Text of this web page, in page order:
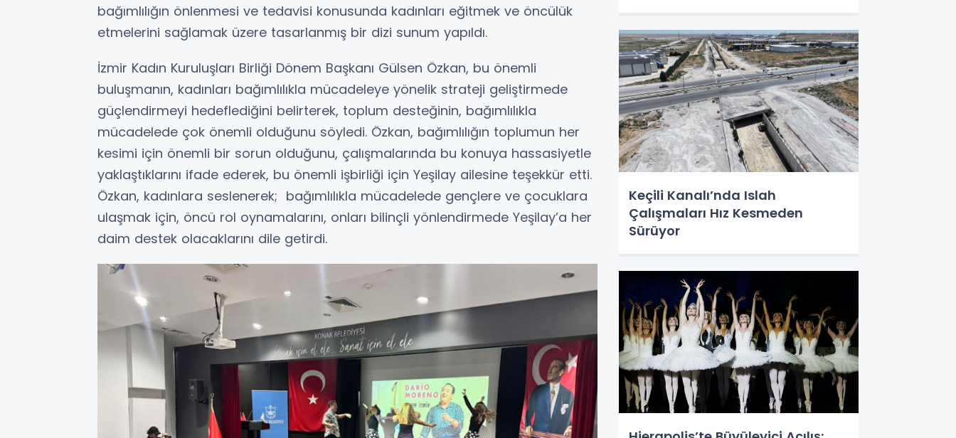
bağımlılığın önlenmesi ve tedavisi konusunda kadınları eğitmek ve öncülük
etmelerini sağlamak üzere tasarlanmış bir dizi sunum yapıldı.
İzmir Kadın Kuruluşları Birliği Dönem Başkanı Gülsen Özkan, bu önemli
buluşmanın, kadınları bağımlılıkla mücadeleye yönelik strateji geliştirmede
güçlendirmeyi hedeflediğini belirterek, toplum desteğinin, bağımlılıkla
mücadelede çok önemli olduğunu söyledi. Özkan, bağımlılığın toplumun her
kesimi için önemli bir sorun olduğunu, çalışmalarında bu konuya hassasiyetle
yaklaştıklarını ifade ederek, bu önemli işbirliği için Yeşilay ailesine teşekkür etti.
Özkan, kadınlara seslenerek; bağımlılıkla mücadelede gençlere ve çocuklara
ulaşmak için, öncü rol oynamalarını, onları bilinçli yönlendirmede Yeşilay’a her
daim destek olacaklarını dile getirdi.
Keçili Kanalı’nda Islah
Çalışmaları Hız Kesmeden
Sürüyor